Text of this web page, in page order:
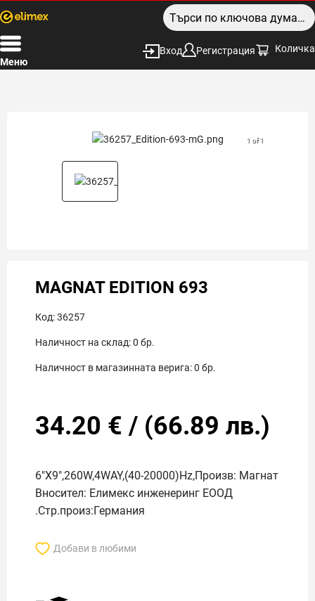
Меню
Вход Регистрация Количка
1 of 1
MAGNAT EDITION 693
Код:36257
Наличност на склад:0 бр.
Наличност в магазинната верига:0 бр.
34.20 € / (66.89 лв.)
6"X9",260W,4WAY,(40-20000)Hz,Произв: Магнат
Вносител: Елимекс инженеринг ЕООД
.Стр.произ:Германия
Добави в любими